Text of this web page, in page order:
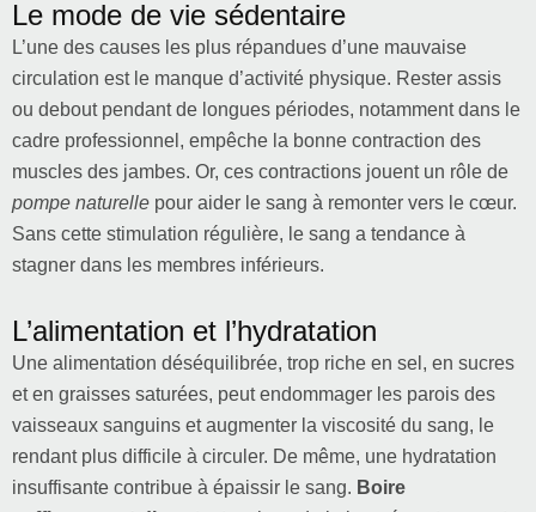
Le mode de vie sédentaire
L’une des causes les plus répandues d’une mauvaise
circulation est le manque d’activité physique. Rester assis
ou debout pendant de longues périodes, notamment dans le
cadre professionnel, empêche la bonne contraction des
muscles des jambes. Or, ces contractions jouent un rôle de
pompe naturelle pour aider le sang à remonter vers le cœur.
Sans cette stimulation régulière, le sang a tendance à
stagner dans les membres inférieurs.
L’alimentation et l’hydratation
Une alimentation déséquilibrée, trop riche en sel, en sucres
et en graisses saturées, peut endommager les parois des
vaisseaux sanguins et augmenter la viscosité du sang, le
rendant plus difficile à circuler. De même, une hydratation
insuffisante contribue à épaissir le sang. Boire